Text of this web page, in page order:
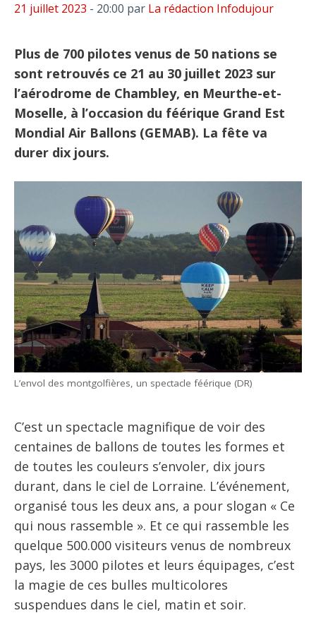
21 juillet 2023 - 20:00 par La rédaction Infodujour
Plus de 700 pilotes venus de 50 nations se
sont retrouvés ce 21 au 30 juillet 2023 sur
l’aérodrome de Chambley, en Meurthe-et-
Moselle, à l’occasion du féérique Grand Est
Mondial Air Ballons (GEMAB). La fête va
durer dix jours.
L’envol des montgolfières, un spectacle féérique (DR)
C’est un spectacle magnifique de voir des
centaines de ballons de toutes les formes et
de toutes les couleurs s’envoler, dix jours
durant, dans le ciel de Lorraine. L’événement,
organisé tous les deux ans, a pour slogan « Ce
qui nous rassemble ». Et ce qui rassemble les
quelque 500.000 visiteurs venus de nombreux
pays, les 3000 pilotes et leurs équipages, c’est
la magie de ces bulles multicolores
suspendues dans le ciel, matin et soir.